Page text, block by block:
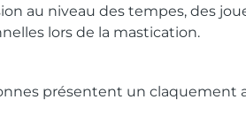
au niveau des tempes, des
lors de la mastication.
présentent un